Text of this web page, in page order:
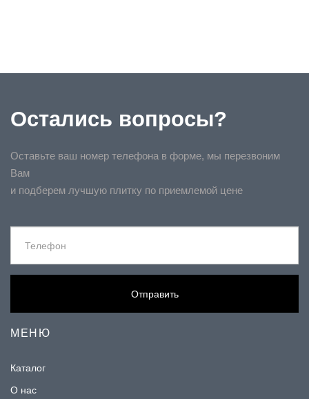
Остались вопросы?
Оставьте ваш номер телефона в форме, мы перезвоним
Вам
и подберем лучшую плитку по приемлемой цене
Отправить
МЕНЮ
Каталог
О нас